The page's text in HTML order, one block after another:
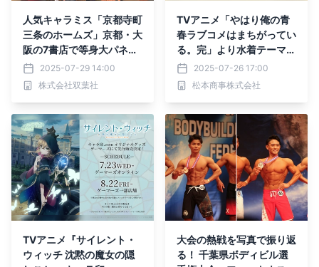
人気キャラミス「京都寺町
三条のホームズ」京都・大
阪の7書店で等身大パネル
を展示！ SNS投稿キャン
ペーンや、特製キャラクタ
ーグッズ販売も！
2025-07-29 14:00
株式会社双葉社
TVアニメ「やはり俺の青
春ラブコメはまちがってい
る。完」より水着テーマの
新規描き下ろしグッズがコ
ミックマーケット106エム
ズファクトリーブースにて
2025-07-26 17:00
松本商事株式会社
TVアニメ『サイレント・
ウィッチ 沈黙の魔女の隠
大会の熱戦を写真で振り返
る！ 千葉県ボディビル選